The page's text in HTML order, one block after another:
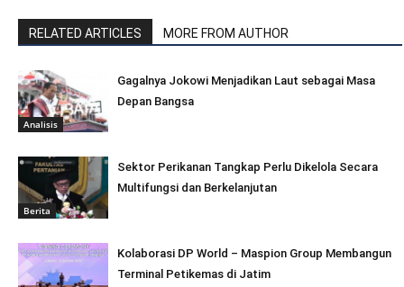
RELATED ARTICLES MORE FROM AUTHOR
Analisis
Gagalnya Jokowi Menjadikan Laut sebagai Masa
Depan Bangsa
Berita
Sektor Perikanan Tangkap Perlu Dikelola Secara
Multifungsi dan Berkelanjutan
Kolaborasi DP World – Maspion Group Membangun
Terminal Petikemas di Jatim